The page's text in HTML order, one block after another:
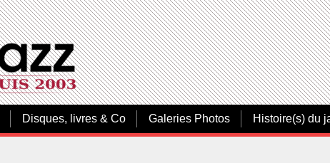
Disques, livres & Co Galeries Photos Histoire(s) du